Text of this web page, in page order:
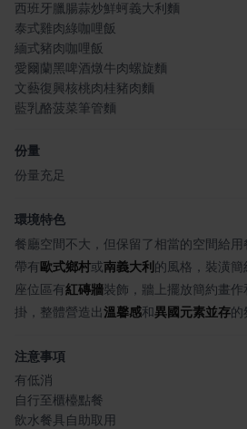
西班牙臘腸蒜炒鮮蚵義大利麵
泰式雞肉綠咖哩飯
緬式豬肉咖哩飯
愛爾蘭黑啤酒燉牛肉螺旋麵
文藝復興核桃肉桂豬肉麵
藍乳酪菠菜筆管麵
份量
份量充足
環境特色
餐廳空間不大，但保留了相當的空間給用
帶有 歐式鄉村或南義大利 的風格，裝潢簡
座位區有紅磚牆裝飾，牆上擺放簡約畫
掛，整體營造出溫馨感和異國元素並存的
注意事項
有低消
自行至櫃檯點餐
飲水餐具自助取用